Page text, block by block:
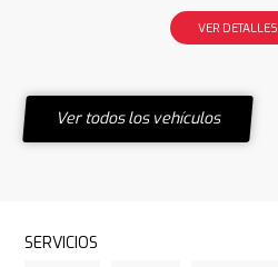
VER DETALLES
Ver todos los vehículos
SERVICIOS